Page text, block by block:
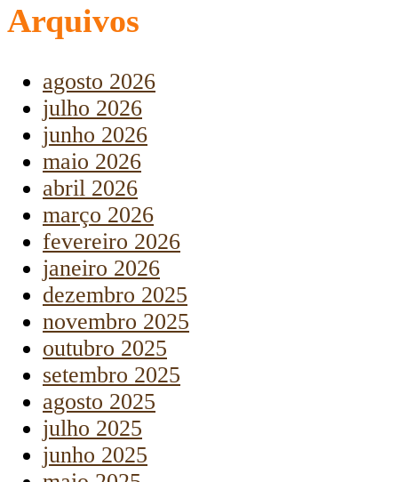
Arquivos
agosto 2026
julho 2026
junho 2026
maio 2026
abril 2026
março 2026
fevereiro 2026
janeiro 2026
dezembro 2025
novembro 2025
outubro 2025
setembro 2025
agosto 2025
julho 2025
junho 2025